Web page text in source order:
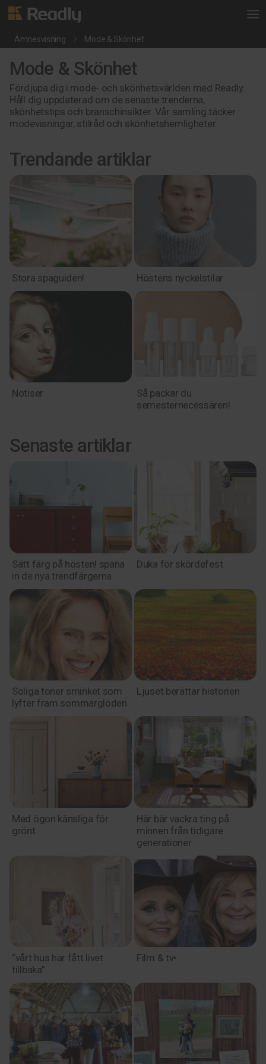
Ämnesvisning Mode & Skönhet
Mode & Skönhet
Fördjupa dig i mode- och skönhetsvärlden med Readly.
Håll dig uppdaterad om de senaste trenderna,
skönhetstips och branschinsikter. Vår samling täcker
modevisningar, stilråd och skönhetshemligheter.
Trendande artiklar
Stora spaguiden! Höstens nyckelstilar
Notiser
Så packar du
semesternecessären!
Senaste artiklar
Sätt färg på hösten! spana
in de nya trendfärgerna
Duka för skördefest
Soliga toner sminket som
lyfter fram sommarglöden
Ljuset berättar historien
Med ögon känsliga för
grönt
Här bär vackra ting på
minnen från tidigare
generationer
”vårt hus har fått livet
tillbaka”
Film & tv•